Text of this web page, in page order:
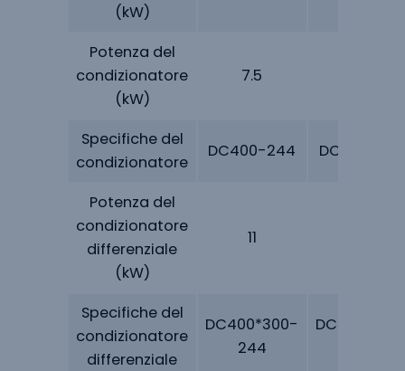
(kW)
Potenza del
condizionatore
(kW)
7.5
Specifiche del
condizionatore
DC400-244 DC500-244
Potenza del
condizionatore
differenziale
(kW)
11
Specifiche del
condizionatore
differenziale
DC400*300-
244